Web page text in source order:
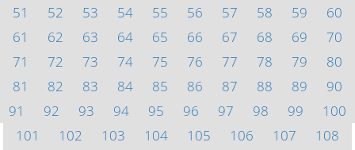
51
52 53 54 55 56 57 58 59
60
61
62 63 64 65 66 67 68 69
70
71
72 73 74 75 76 77 78 79
80
81
82 83 84 85 86 87 88 89
90
91
92 93 94 95 96 97 98 99
100
101
102 103 104 105 106 107
108